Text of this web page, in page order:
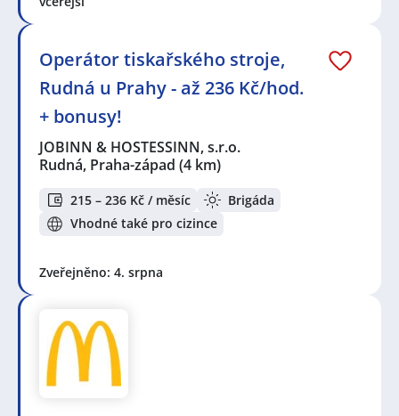
Operátor tiskařského stroje,
Rudná u Prahy - až 236 Kč/hod.
+ bonusy!
JOBINN & HOSTESSINN, s.r.o.
Rudná, Praha-západ (4 km)
215 – 236 Kč / měsíc
Brigáda
Vhodné také pro cizince
Zveřejněno: 4. srpna